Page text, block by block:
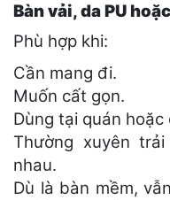
Bàn vải, da PU
Phù hợp khi:
Cần mang đi.
Muốn cất gọn.
Dùng tại quán hoặc
Thường xuyên
nhau.
Dù là bàn mềm,